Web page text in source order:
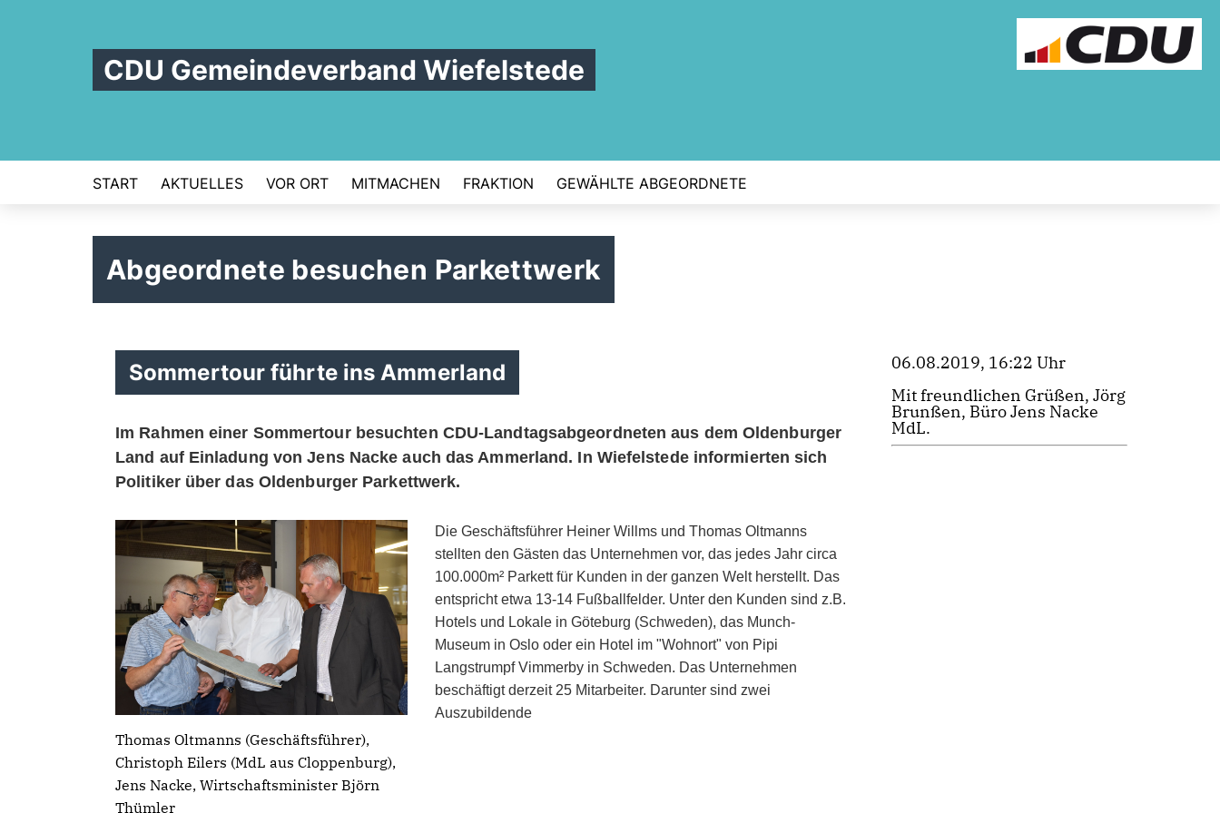
CDU Gemeindeverband Wiefelstede
START AKTUELLES VOR ORT MITMACHEN FRAKTION GEWÄHLTE ABGEORDNETE
Abgeordnete besuchen Parkettwerk
Sommertour führte ins Ammerland
Im Rahmen einer Sommertour besuchten CDU-Landtagsabgeordneten aus dem Oldenburger
Land auf Einladung von Jens Nacke auch das Ammerland. In Wiefelstede informierten sich
Politiker über das Oldenburger Parkettwerk.
Thomas Oltmanns (Geschäftsführer),
Christoph Eilers (MdL aus Cloppenburg),
Jens Nacke, Wirtschaftsminister Björn
Thümler
Die Geschäftsführer Heiner Willms und Thomas Oltmanns
stellten den Gästen das Unternehmen vor, das jedes Jahr circa
100.000m² Parkett für Kunden in der ganzen Welt herstellt. Das
entspricht etwa 13-14 Fußballfelder. Unter den Kunden sind z.B.
Hotels und Lokale in Göteburg (Schweden), das Munch-
Museum in Oslo oder ein Hotel im "Wohnort" von Pipi
Langstrumpf Vimmerby in Schweden. Das Unternehmen
beschäftigt derzeit 25 Mitarbeiter. Darunter sind zwei
Auszubildende
06.08.2019, 16:22 Uhr
Mit freundlichen Grüßen, Jörg
Brunßen, Büro Jens Nacke
MdL.